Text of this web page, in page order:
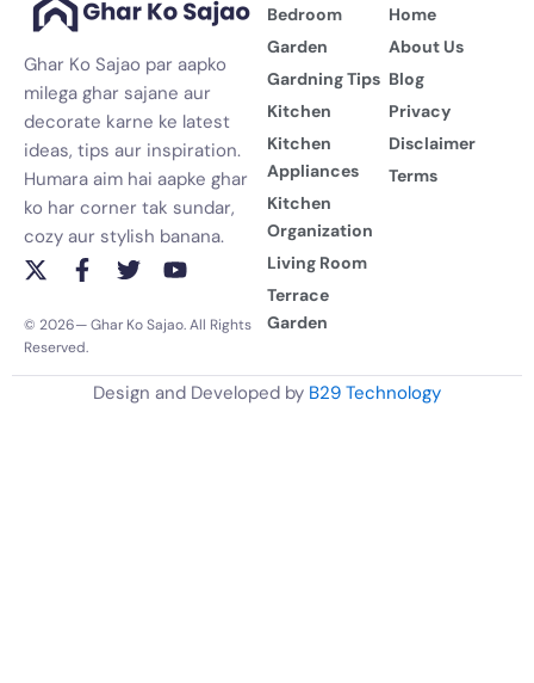
Ghar Ko Sajao par aapko
milega ghar sajane aur
decorate karne ke latest
ideas, tips aur inspiration.
Humara aim hai aapke ghar
ko har corner tak sundar,
cozy aur stylish banana.
X
t
w
F
c
e
o
T
i
e
r
Y
u
b
© 2026— Ghar Ko Sajao. All Rights
Reserved.
Bedroom
Garden
Gardning Tips
Kitchen
Kitchen
Appliances
Kitchen
Organization
Living Room
Terrace
Garden
Home
About Us
Blog
Privacy
Disclaimer
Terms
Design and Developed by B29 Technology